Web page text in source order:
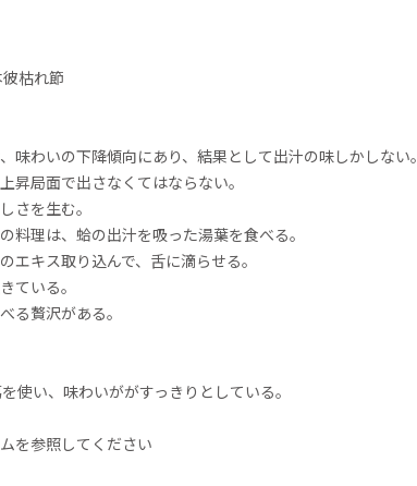
枯れ節
味わいの下降傾向にあり、結果として出汁の味しかしない。
昇局面で出さなくてはならない。
さを生む。
料理は、蛤の出汁を吸った湯葉を食べる。
エキス取り込んで、舌に滴らせる。
ている。
る贅沢がある。
使い、味わいががすっきりとしている。
を参照してください